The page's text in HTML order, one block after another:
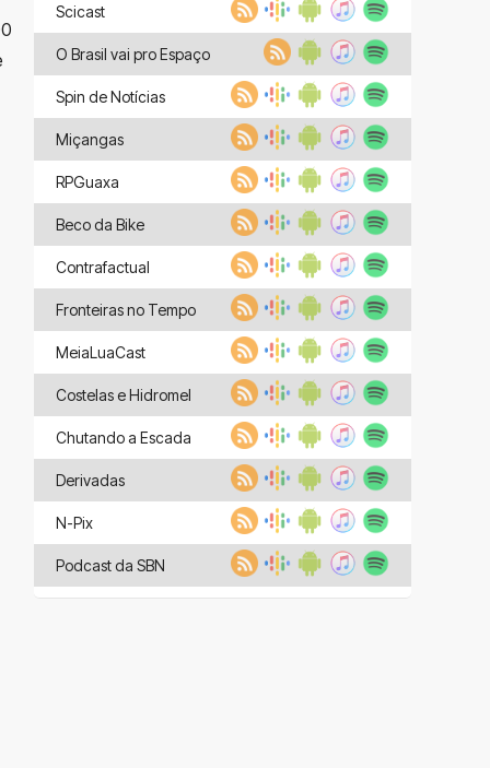
Scicast
O Brasil vai pro Espaço
Spin de Notícias
Miçangas
RPGuaxa
Beco da Bike
Contrafactual
Fronteiras no Tempo
MeiaLuaCast
Costelas e Hidromel
Chutando a Escada
Derivadas
N-Pix
Podcast da SBN